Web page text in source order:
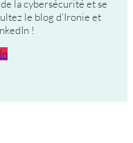
la cybersécurité et se
le blog d’Ironie et
!